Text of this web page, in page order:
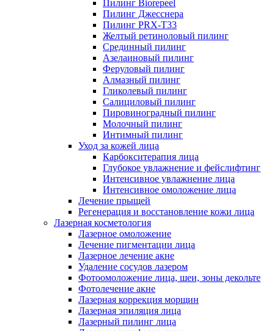
Пилинг Biorepeel
Пилинг Джесснера
Пилинг PRX-T33
Желтый ретиноловый пилинг
Срединный пилинг
Азелаиновый пилинг
Феруловый пилинг
Алмазный пилинг
Гликолевый пилинг
Салициловый пилинг
Пировиноградный пилинг
Молочный пилинг
Интимный пилинг
Уход за кожей лица
Карбокситерапия лица
Глубокое увлажнение и фейслифтинг
Интенсивное увлажнение лица
Интенсивное омоложение лица
Лечение прыщей
Регенерация и восстановление кожи лица
Лазерная косметология
Лазерное омоложение
Лечение пигментации лица
Лазерное лечение акне
Удаление сосудов лазером
Фотоомоложение лица, шеи, зоны декольте
Фотолечение акне
Лазерная коррекция морщин
Лазерная эпиляция лица
Лазерный пилинг лица